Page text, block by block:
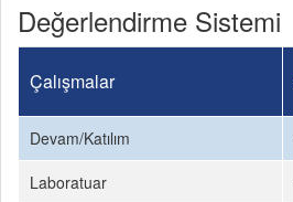
Değerlendirme Sistemi
Çalışmalar
Devam/Katılım
Laboratuar